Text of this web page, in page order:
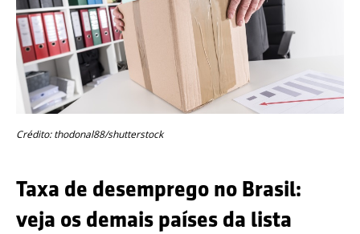
Crédito: thodonal88/shutterstock
Taxa de desemprego no Brasil:
veja os demais países da lista